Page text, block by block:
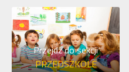
Przejdź do sekcji
PRZEDSZKOLE